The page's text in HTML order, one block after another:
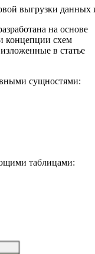
выгрузки данных
на основе
концепции схем
в статье
сущностями:
таблицами: